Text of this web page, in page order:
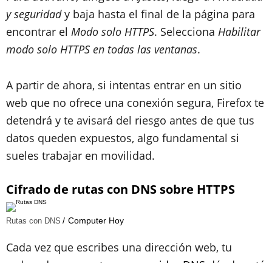
y seguridady baja hasta el final de la página para
encontrar el Modo solo HTTPS. Selecciona Habilitar
modo solo HTTPS en todas las ventanas.
A partir de ahora, si intentas entrar en un sitio
web que no ofrece una conexión segura, Firefox te
detendrá y te avisará del riesgo antes de que tus
datos queden expuestos, algo fundamental si
sueles trabajar en movilidad.
Cifrado de rutas con DNS sobre HTTPS
Rutas con DNS Computer Hoy
Cada vez que escribes una dirección web, tu